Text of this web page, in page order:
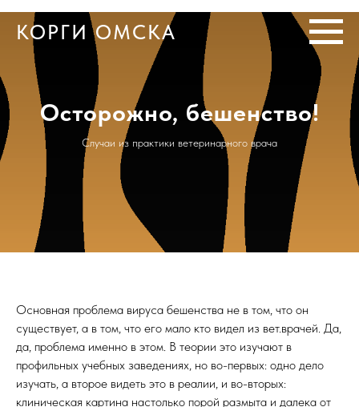
КОРГИ ОМСКА
Осторожно, бешенство!
Случаи из практики ветеринарного врача
Основная проблема вируса бешенства не в том, что он
существует, а в том, что его мало кто видел из вет.врачей. Да,
да, проблема именно в этом. В теории это изучают в
профильных учебных заведениях, но во-первых: одно дело
изучать, а второе видеть это в реалии, и во-вторых:
клиническая картина настолько порой размыта и далека от